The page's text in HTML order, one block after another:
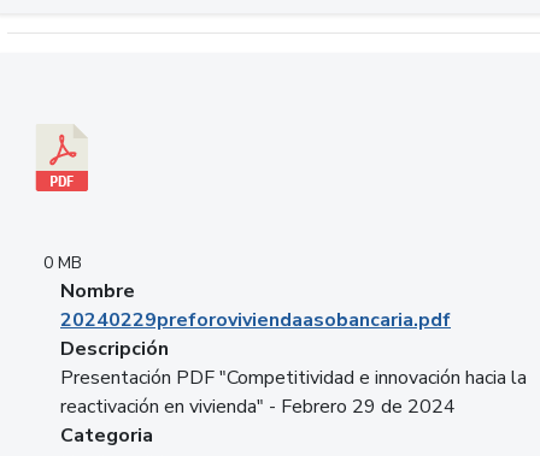
0 MB
Nombre
20240229preforoviviendaasobancaria.pdf
Descripción
Presentación PDF "Competitividad e innovación hacia la
reactivación en vivienda" - Febrero 29 de 2024
Categoria